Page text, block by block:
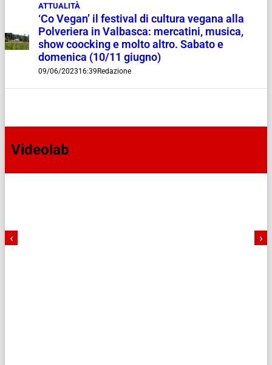
ATTUALITÀ
‘Co Vegan’ il festival di cultura vegana alla
Polveriera in Valbasca: mercatini, musica,
show coocking e molto altro. Sabato e
domenica (10/11 giugno)
09/06/202316:39Redazione
Videolab
‹ ›